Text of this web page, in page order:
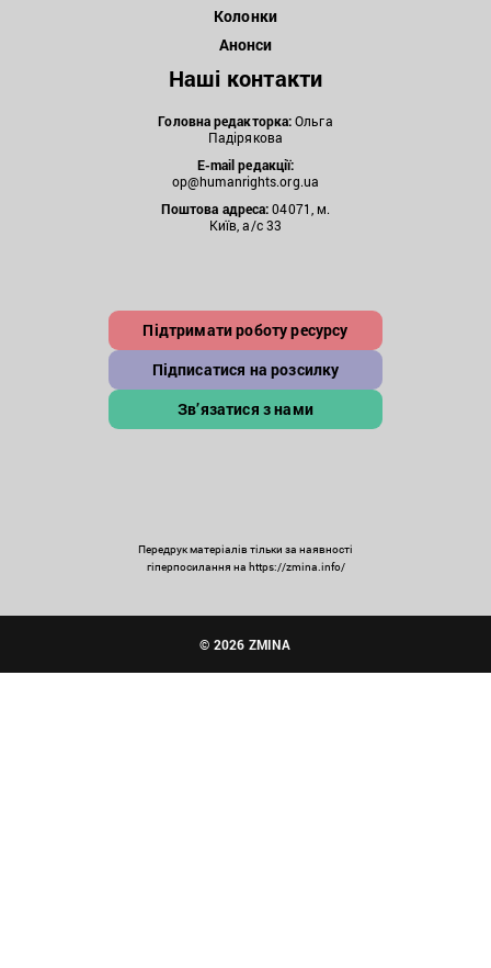
Колонки
Анонси
Наші контакти
Головна редакторка:Ольга
Падірякова
E-mail редакції:
op@humanrights.org.ua
Поштова адреса:04071, м.
Київ, а/с 33
Підтримати роботу ресурсу
Підписатися на розсилку
Зв’язатися з нами
Передрук матеріалів тільки за наявності
гіперпосилання на https://zmina.info/
© 2026 ZMINA